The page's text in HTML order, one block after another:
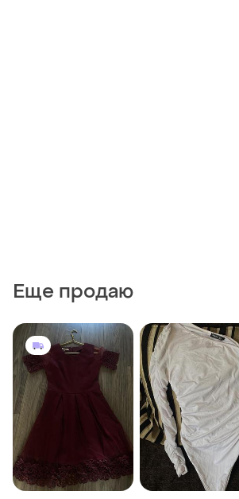
Еще продаю